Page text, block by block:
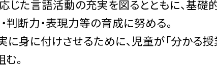
じた言語活動の充実を図るとともに、基礎
断力・表現力等の育成に努める。
身に付けさせるために、児童が「分かる授
。